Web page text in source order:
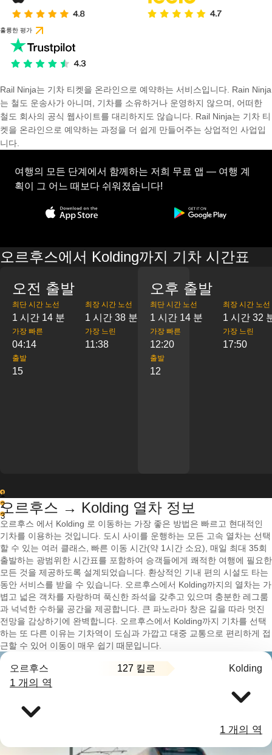
훌륭한 평가
Rail Ninja는 기차 티켓을 온라인으로 예약하는 서비스입니다. Rain Ninja
는 철도 운송사가 아니며, 기차를 소유하거나 운영하지 않으며, 어떠한
철도 회사의 공식 웹사이트를 대리하지도 않습니다. Rail Ninja는 기차 티
켓을 온라인으로 예약하는 과정을 더 쉽게 만들어주는 상업적인 사업입
니다.
여행의 모든 단계에서 함께하는 저희 무료 앱 — 여행 계
획이 그 어느 때보다 쉬워졌습니다!
오르후스에서 Kolding까지 기차 시간표
오전 출발
최단 시간 노선
1 시간 14 분
최장 시간 노선
1 시간 38 분
가장 빠른
04:14
가장 느린
11:38
출발
15
오후 출발
최단 시간 노선
1 시간 14 분
최장 시간 노선
1 시간 32
가장 빠른
12:20
가장 느린
17:50
출발
12
1
2
3
오르후스 → Kolding 열차 정보
오르후스 에서 Kolding 로 이동하는 가장 좋은 방법은 빠르고 현대적인
기차를 이용하는 것입니다. 도시 사이를 운행하는 모든 고속 열차는 선택
할 수 있는 여러 클래스, 빠른 이동 시간(약 1시간 소요), 매일 최대 35회
출발하는 광범위한 시간표를 포함하여 승객들에게 쾌적한 여행에 필요한
모든 것을 제공하도록 설계되었습니다. 환상적인 기내 편의 시설도 타는
동안 서비스를 받을 수 있습니다. 오르후스에서 Kolding까지의 열차는 가
볍고 넓은 객차를 자랑하며 푹신한 좌석을 갖추고 있으며 충분한 레그룸
과 넉넉한 수하물 공간을 제공합니다. 큰 파노라마 창은 길을 따라 멋진
전망을 감상하기에 완벽합니다. 오르후스에서 Kolding까지 기차를 선택
하는 또 다른 이유는 기차역이 도심과 가깝고 대중 교통으로 편리하게 접
근할 수 있어 이동이 매우 쉽기 때문입니다.
오르후스 127 킬로 Kolding
1 개의 역
1 개의 역